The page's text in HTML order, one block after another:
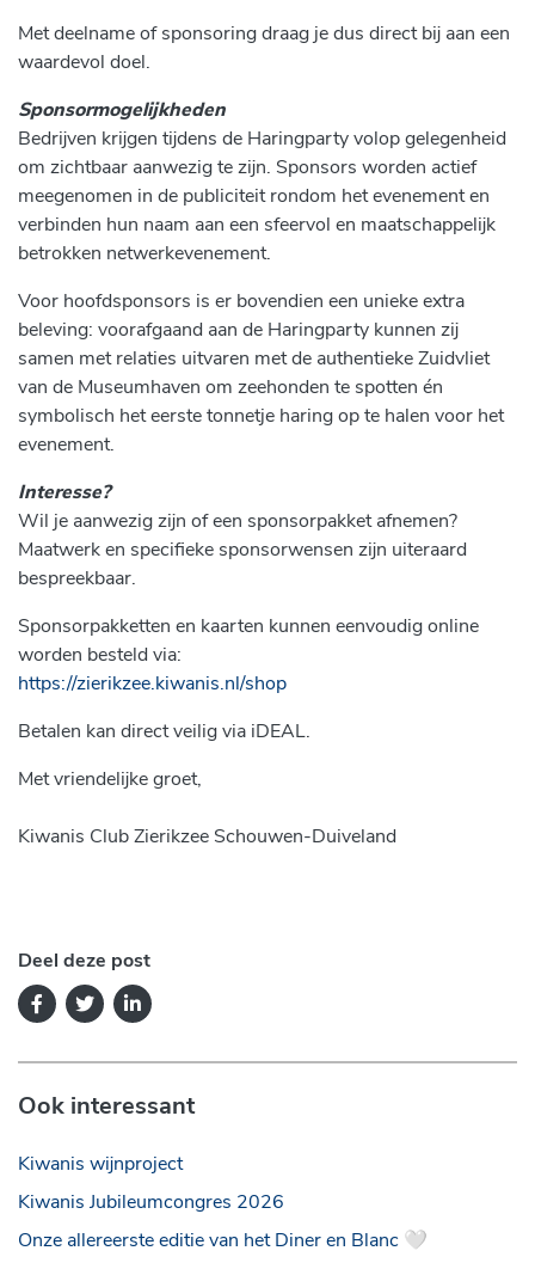
Met deelname of sponsoring draag je dus direct bij aan een
waardevol doel.
Sponsormogelijkheden
Bedrijven krijgen tijdens de Haringparty volop gelegenheid
om zichtbaar aanwezig te zijn. Sponsors worden actief
meegenomen in de publiciteit rondom het evenement en
verbinden hun naam aan een sfeervol en maatschappelijk
betrokken netwerkevenement.
Voor hoofdsponsors is er bovendien een unieke extra
beleving: voorafgaand aan de Haringparty kunnen zij
samen met relaties uitvaren met de authentieke Zuidvliet
van de Museumhaven om zeehonden te spotten én
symbolisch het eerste tonnetje haring op te halen voor het
evenement.
Interesse?
Wil je aanwezig zijn of een sponsorpakket afnemen?
Maatwerk en specifieke sponsorwensen zijn uiteraard
bespreekbaar.
Sponsorpakketten en kaarten kunnen eenvoudig online
worden besteld via:
https://zierikzee.kiwanis.nl/shop
Betalen kan direct veilig via iDEAL.
Met vriendelijke groet,
Kiwanis Club Zierikzee Schouwen-Duiveland
Deel deze post
Ook interessant
Kiwanis wijnproject
Kiwanis Jubileumcongres 2026
Onze allereerste editie van het Diner en Blanc 🤍